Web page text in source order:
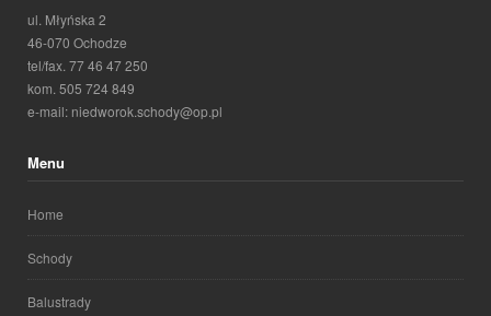
ul. Młyńska 2
46-070 Ochodze
tel/fax. 77 46 47 250
kom. 505 724 849
e-mail: niedworok.schody@op.pl
Menu
Home
Schody
Balustrady